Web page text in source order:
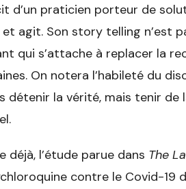
d’un praticien porteur de
agit. Son story telling n’est
qui s’attache à replacer la
On notera l’habileté du
la vérité, mais tenir de
déjà, l’étude parue dans The
contre le Covid-19